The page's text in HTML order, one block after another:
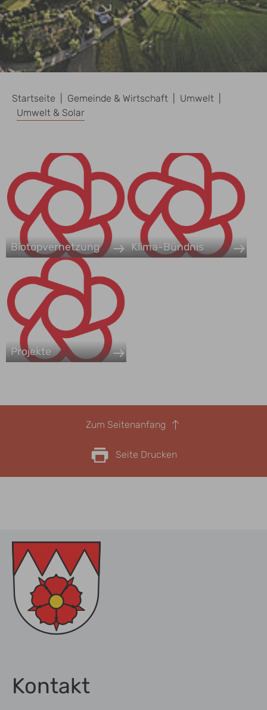
Startseite
Gemeinde & Wirtschaft
Umwelt
Umwelt & Solar
Biotopvernetzung Klima-Bündnis
Projekte
Zum Seitenanfang
Seite Drucken
Kontakt